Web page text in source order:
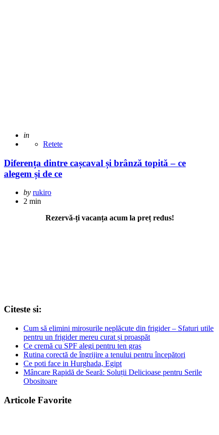
Posted
in
Retete
Diferența dintre cașcaval și brânză topită – ce
alegem și de ce
Posted
by
by rukiro
2 min
Rezervă-ți vacanța acum la preț redus!
Citeste si:
Cum să elimini mirosurile neplăcute din frigider – Sfaturi utile
pentru un frigider mereu curat și proaspăt
Ce cremă cu SPF alegi pentru ten gras
Rutina corectă de îngrijire a tenului pentru începători
Ce poti face in Hurghada, Egipt
Mâncare Rapidă de Seară: Soluții Delicioase pentru Serile
Obositoare
Articole Favorite